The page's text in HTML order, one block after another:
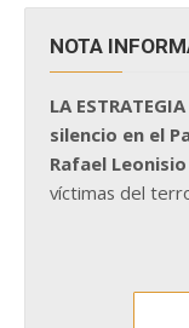
NOTA
LA
silencio en el
Rafael Leonisio
víctimas del